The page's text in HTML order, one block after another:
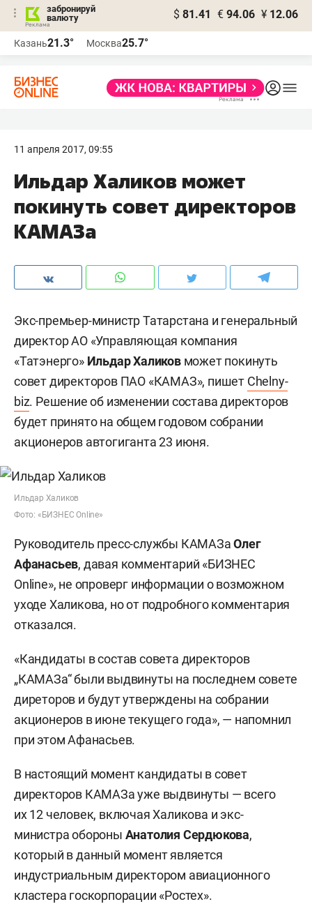
забронируй
валюту
$ 81.41 € 94.06 ¥ 12.06
Казань21.3° Москва25.7°
11 апреля 2017, 09:55
Ильдар Халиков может
покинуть совет директоров
КАМАЗа
Экс-премьер-министр Татарстана и генеральный
директор АО «Управляющая компания
«Татэнерго» Ильдар Халиковможет покинуть
совет директоров ПАО «КАМАЗ», пишет Chelny-
biz. Решение об изменении состава директоров
будет принято на общем годовом собрании
акционеров автогиганта 23 июня.
Ильдар Халиков
Фото: «БИЗНЕС Online»
Руководитель пресс-службы КАМАЗаОлег
Афанасьев, давая комментарий «БИЗНЕС
Online», не опроверг информации о возможном
уходе Халикова, но от подробного комментария
отказался.
«Кандидаты в состав совета директоров
„КАМАЗа“ были выдвинуты на последнем совете
диреторов и будут утверждены на собрании
акционеров в июне текущего года», — напомнил
при этом Афанасьев.
В настоящий момент кандидаты в совет
директоров КАМАЗа уже выдвинуты — всего
их 12 человек, включая Халикова и экс-
министра обороны Анатолия Сердюкова,
который в данный момент является
индустриальным директором авиационного
кластера госкорпорации «Ростех».